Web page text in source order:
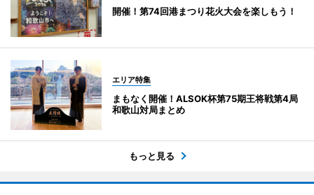
開催！第74回港まつり花火大会を楽しもう！
エリア特集
まもなく開催！ALSOK杯第75期王将戦第4局
和歌山対局まとめ
もっと見る